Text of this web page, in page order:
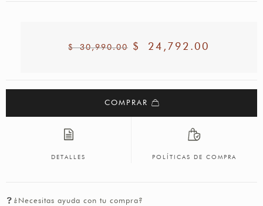
$30,990.00 $ 24,792.00
COMPRAR
DETALLES POLÍTICAS DE COMPRA
¿Necesitas ayuda con tu compra?